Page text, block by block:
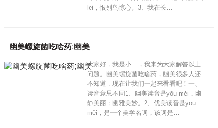
lei，恨别鸟惊心。3、我在长…
幽美螺旋菌吃啥药;幽美
大家好，我是小一，我来为大家解答以上
问题。幽美螺旋菌吃啥药，幽美很多人还
不知道，现在让我们一起来看看吧！一、
读音意思不同1、幽美读音是yōu měi，幽
静美丽；幽雅美妙。2、优美读音是yōu
měi，是一个美学名词，该词是…